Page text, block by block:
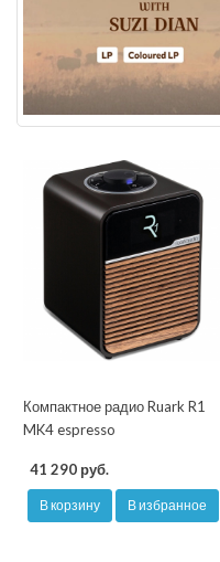
Компактное радио Ruark R1
MK4 espresso
41 290 руб.
В корзину В избранное